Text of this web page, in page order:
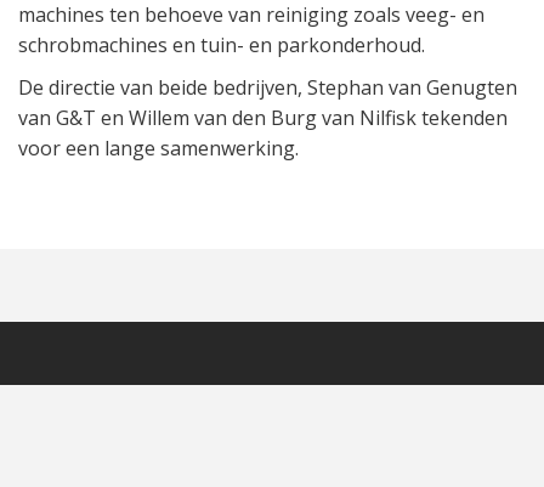
machines ten behoeve van reiniging zoals veeg- en
schrobmachines en tuin- en parkonderhoud.
De directie van beide bedrijven, Stephan van Genugten
van G&T en Willem van den Burg van Nilfisk tekenden
voor een lange samenwerking.
CONTACTGEGEVENS